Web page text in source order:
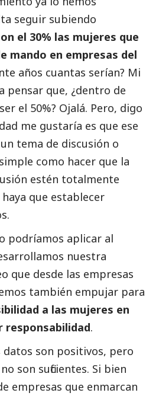
seguir subiendo
el 30% las mujeres que
mando en empresas del
años cuantas serían? Mi
pensar que, ¿dentro de
el 50%? Ojalá. Pero, digo
me gustaría es que ese
tema de discusión o
como hacer que la
estén totalmente
que establecer
podríamos aplicar al
nuestra
que desde las empresas
también empujar para
a las mujeres en
responsabilidad.
datos son positivos, pero
son suficientes. Si bien
empresas que enmarcan